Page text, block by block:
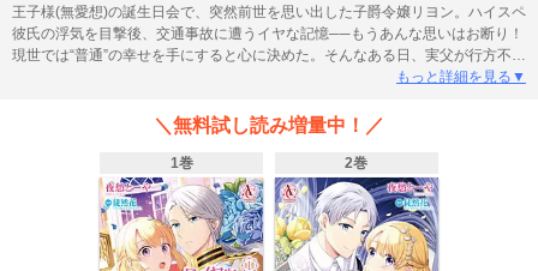
王子様(無愛想)の誕生日会で、突然前世を思い出した子爵令嬢リヨン。ハイスペ
彼氏の浮気を目撃後、交通事故に遭うイヤな記憶──もうあんな思いはお断り！
現世では“普通”の幸せを手にすると心に決めた。そんなある日、実父が行方不明
になり、ワガママな継母とふたりの義姉から使用人になることを命じられてし
冷血王子と結婚？ そんなの全力回避！奇想天外なお嬢様による、一風変わっ
たシンデレラストーリー！
もっと詳細を見る▼
＼無料試し読み増量中！／
1巻 2巻